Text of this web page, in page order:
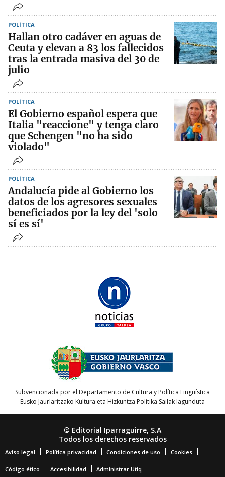
POLÍTICA
Hallan otro cadáver en aguas de
Ceuta y elevan a 83 los fallecidos
tras la entrada masiva del 30 de
julio
POLÍTICA
El Gobierno español espera que
Italia "reaccione" y tenga claro
que Schengen "no ha sido
violado"
POLÍTICA
Andalucía pide al Gobierno los
datos de los agresores sexuales
beneficiados por la ley del 'solo
sí es sí'
Subvencionada por el Departamento de Cultura y Política Lingüística
Eusko Jaurlaritzako Kultura eta Hizkuntza Politika Sailak lagunduta
© Editorial Iparraguirre, S.A
Todos los derechos reservados
Aviso legal Política privacidad Condiciones de uso Cookies
Código ético Accesibilidad Administrar Utiq